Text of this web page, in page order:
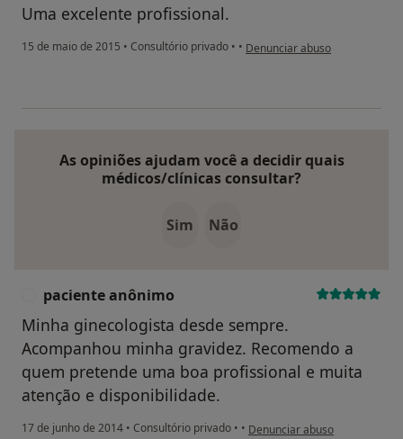
Uma excelente profissional.
15 de maio de 2015 • Consultório privado • • na opinião do utilizador
Denunciar abuso
As opiniões ajudam você a decidir quais
médicos/clínicas consultar?
Sim Não
paciente anônimo
Minha ginecologista desde sempre.
Acompanhou minha gravidez. Recomendo a
quem pretende uma boa profissional e muita
atenção e disponibilidade.
17 de junho de 2014 • Consultório privado • • na opinião do utilizador
Denunciar abuso